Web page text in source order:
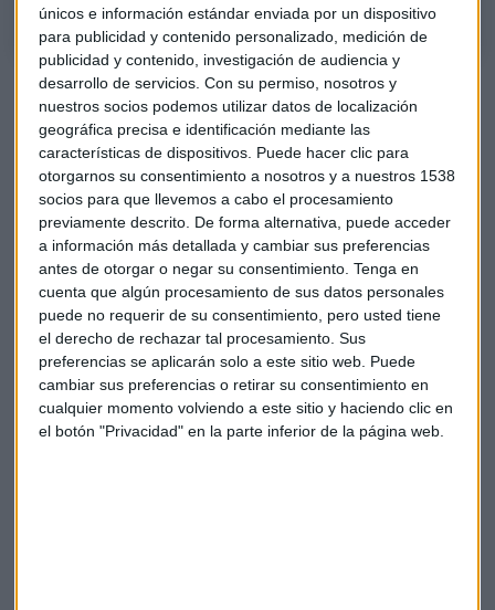
únicos e información estándar enviada por un dispositivo
para publicidad y contenido personalizado, medición de
publicidad y contenido, investigación de audiencia y
desarrollo de servicios. Con su permiso, nosotros y
nuestros socios podemos utilizar datos de localización
geográfica precisa e identificación mediante las
características de dispositivos. Puede hacer clic para
otorgarnos su consentimiento a nosotros y a nuestros 1538
socios para que llevemos a cabo el procesamiento
previamente descrito. De forma alternativa, puede acceder
a información más detallada y cambiar sus preferencias
antes de otorgar o negar su consentimiento. Tenga en
cuenta que algún procesamiento de sus datos personales
puede no requerir de su consentimiento, pero usted tiene
el derecho de rechazar tal procesamiento. Sus
preferencias se aplicarán solo a este sitio web. Puede
cambiar sus preferencias o retirar su consentimiento en
cualquier momento volviendo a este sitio y haciendo clic en
el botón "Privacidad" en la parte inferior de la página web.
Desafíos para la industria europea de la
automoción
Hyundai, Renault y Nissan analizan los desafíos a los
que se enfrentan los fabricantes de vehículos en un
contexto de transición en la movilidad.